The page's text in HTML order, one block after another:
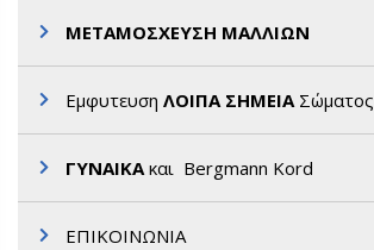
ΜΕΤΑΜΟΣΧΕΥΣΗ ΜΑΛΛΙΩΝ
Εμφυτευση ΛΟΙΠΑ ΣΗΜΕΙΑΣώματος
ΓΥΝΑΙΚΑκαι Bergmann Kord
ΕΠΙΚΟΙΝΩΝΙΑ